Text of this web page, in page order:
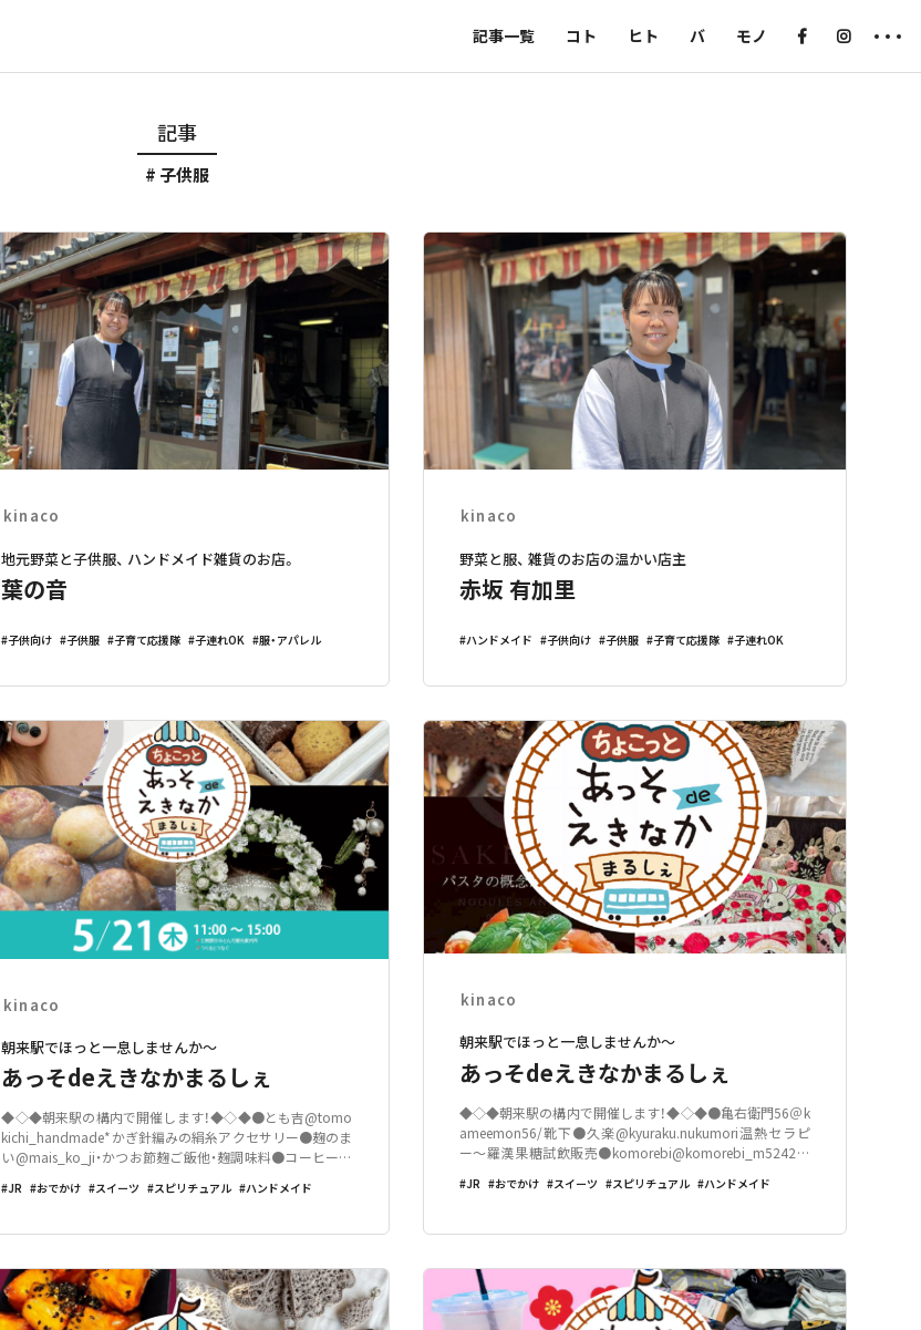
記事一覧 コト ヒト バ モノ
記事
子供服
kinaco
地元野菜と子供服、 ハンドメイド雑貨のお店。
葉の音
子供向け 子供服 子育て応援隊 子連れOK 服・アパレル
kinaco
野菜と服、 雑貨のお店の温かい店主
赤坂 有加里
ハンドメイド 子供向け 子供服 子育て応援隊 子連れOK
kinaco
朝来駅でほっと一息しませんか～
あっそdeえきなかまるしぇ
◆◇◆朝来駅の構内で開催します！◆◇◆●とも吉@tomo
kichi_handmade*かぎ針編みの絹糸アクセサリー●麹のま
い@mais_ko_ji・かつお節麹ご飯他・麹調味料●コーヒー専
E)*アイスカフェオレ*珈琲バナナシェ
JR おでかけ スイーツ スピリチュアル ハンドメイド
kinaco
朝来駅でほっと一息しませんか～
あっそdeえきなかまるしぇ
◆◇◆朝来駅の構内で開催します！◆◇◆●亀右衛門56＠k
ameemon56/靴下●久楽@kyuraku.nukumori温熱セラピ
ー～羅漢果糖試飲販売●komorebi@komorebi_m5242プ
DELIZIAさん@38_deliziaイン
JR おでかけ スイーツ スピリチュアル ハンドメイド